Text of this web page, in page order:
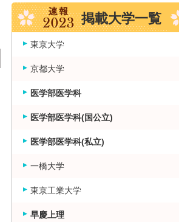
掲載大学一覧
東京大学
京都大学
医学部医学科
医学部医学科(国公立)
医学部医学科(私立)
一橋大学
東京工業大学
早慶上理